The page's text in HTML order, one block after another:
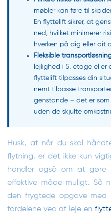
møbler kan føre til
En flyttelift sikrer, at
ned, hvilket minimerer
hverken på dig eller dit
Fleksible
lejlighed i 5. etage eller
flyttelift tilpasses din
nemt tilpasse
genstande – det er
uden de skjulte
Husk, at når du skal
flytning, er det ikke kun
handler også om at
effektive måde muligt. Så
den frygtede opgave
fordelene ved at leje en